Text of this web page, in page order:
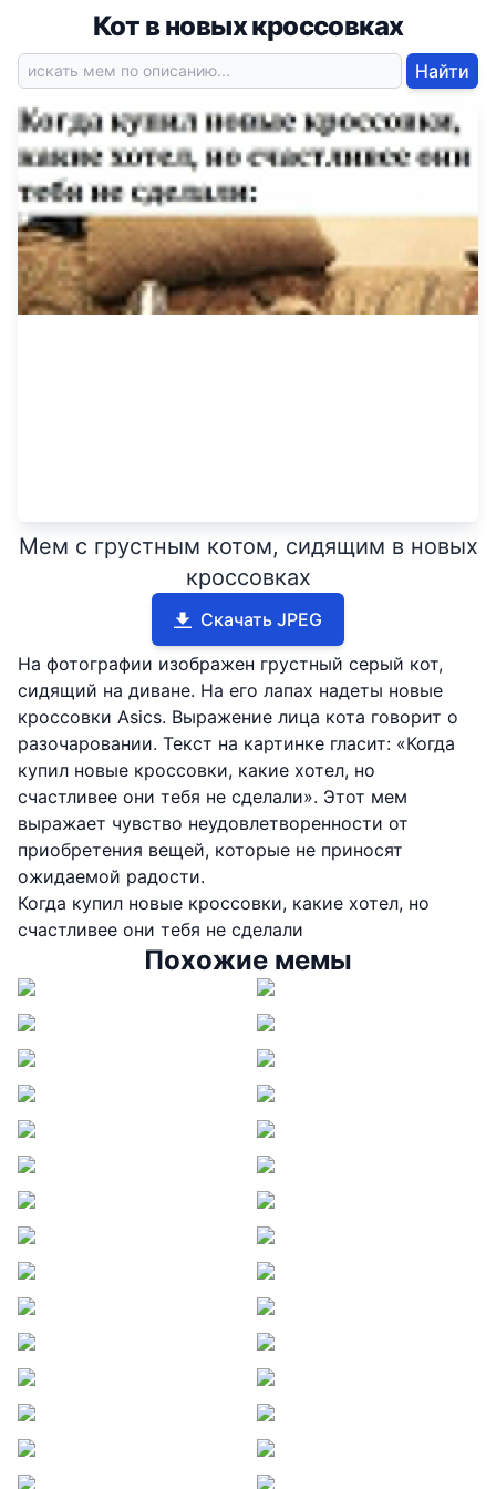
Кот в новых кроссовках
Найти
Мем с грустным котом, сидящим в новых
кроссовках
Скачать JPEG
На фотографии изображен грустный серый кот,
сидящий на диване. На его лапах надеты новые
кроссовки Asics. Выражение лица кота говорит о
разочаровании. Текст на картинке гласит: «Когда
купил новые кроссовки, какие хотел, но
счастливее они тебя не сделали». Этот мем
выражает чувство неудовлетворенности от
приобретения вещей, которые не приносят
ожидаемой радости.
Когда купил новые кроссовки, какие хотел, но
счастливее они тебя не сделали
Похожие мемы